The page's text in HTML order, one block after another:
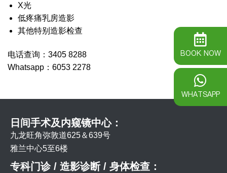
X光
低疼痛乳房造影
其他特别造影检查
电话查询：3405 8288
Whatsapp：6053 2278
日间手术及内窥镜中心：
九龙旺角弥敦道625＆639号
雅兰中心5至6楼
专科门诊 / 造影诊断 / 身体检查：
BOOK NOW
WHATSAPP